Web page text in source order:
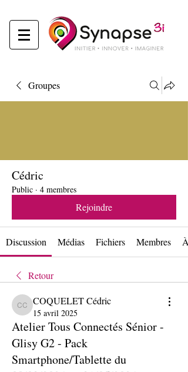
Groupes
Cédric
Public · 4 membres
Rejoindre
Discussion Médias Fichiers Membres
Retour
COQUELET Cédric
COQUELET Cédric
15 avril 2025
Atelier Tous Connectés Sénior -
Glisy G2 - Pack
Smartphone/Tablette du